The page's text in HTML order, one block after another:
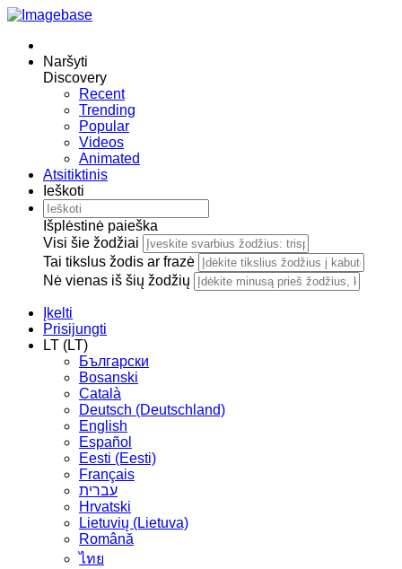
Naršyti
Discovery
Recent
Trending
Popular
Videos
Animated
Atsitiktinis
Ieškoti
Išplėstinė paieška
Visi šie žodžiai
Tai tikslus žodis ar frazė
Nė vienas iš šių žodžių
Įkelti
Prisijungti
LT (LT)
Български
Bosanski
Сatalà
Deutsch (Deutschland)
English
Español
Eesti (Eesti)
Français
עברית
Hrvatski
Lietuvių (Lietuva)
Română
ไทย